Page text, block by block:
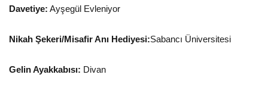
Davetiye: Ayşegül Evleniyor
Nikah Şekeri/Misafir Anı Hediyesi:Sabancı Üniversitesi
Gelin Ayakkabısı: Divan